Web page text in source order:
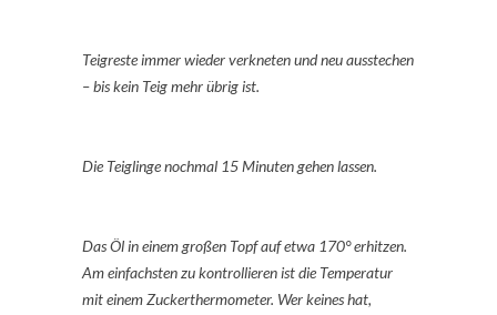
Teigreste immer wieder verkneten und neu ausstechen
– bis kein Teig mehr übrig ist.
Die Teiglinge nochmal 15 Minuten gehen lassen.
Das Öl in einem großen Topf auf etwa 170° erhitzen.
Am einfachsten zu kontrollieren ist die Temperatur
mit einem Zuckerthermometer. Wer keines hat,